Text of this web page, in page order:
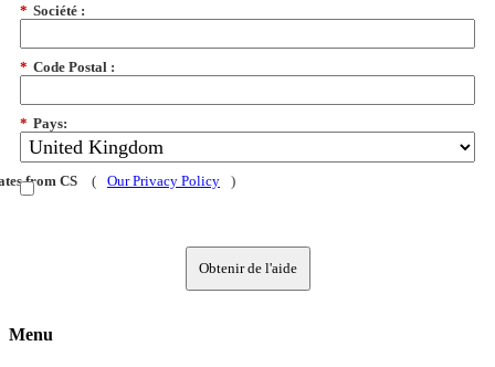
* Société :
* Code Postal :
* Pays:
from CS ( Our Privacy Policy )
Obtenir de l'aide
Menu